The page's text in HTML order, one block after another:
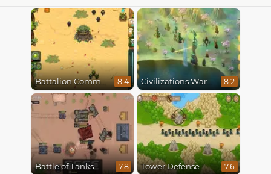
Battalion Commander 8.4 Civilizations Wars Master Edition 8.2
Battle of Tanks 7.8 Tower Defense 7.6